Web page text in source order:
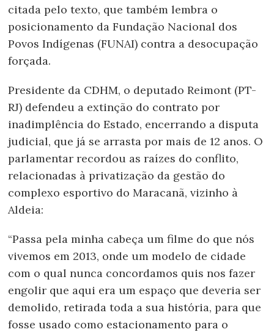
citada pelo texto, que também lembra o
posicionamento da Fundação Nacional dos
Povos Indígenas (FUNAI) contra a desocupação
forçada.
Presidente da CDHM, o deputado Reimont (PT-
RJ) defendeu a extinção do contrato por
inadimplência do Estado, encerrando a disputa
judicial, que já se arrasta por mais de 12 anos. O
parlamentar recordou as raízes do conflito,
relacionadas à privatização da gestão do
complexo esportivo do Maracanã, vizinho à
Aldeia:
“Passa pela minha cabeça um filme do que nós
vivemos em 2013, onde um modelo de cidade
com o qual nunca concordamos quis nos fazer
engolir que aqui era um espaço que deveria ser
demolido, retirada toda a sua história, para que
fosse usado como estacionamento para o